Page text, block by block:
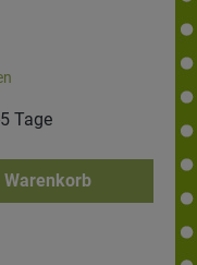
Tage
Warenkorb